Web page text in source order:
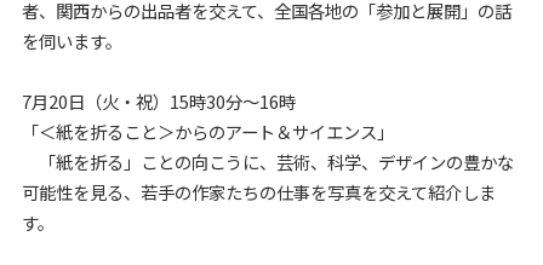
者、関西からの出品者を交えて、全国各地の「参加と展開」の話
を伺います。
7月20日（火・祝）15時30分～16時
「＜紙を折ること＞からのアート＆サイエンス」
「紙を折る」ことの向こうに、芸術、科学、デザインの豊かな
可能性を見る、若手の作家たちの仕事を写真を交えて紹介しま
す。